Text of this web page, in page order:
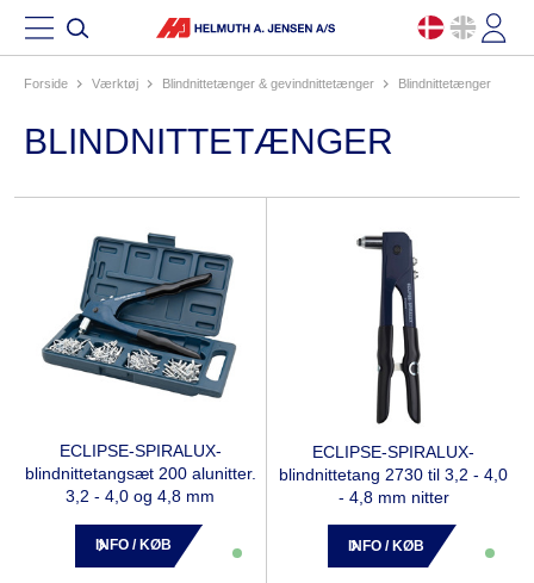
Forside værktøj blindnittetænger & gevindnittetænger blindnittetænger
BLINDNITTETÆNGER
ECLIPSE-SPIRALUX-
blindnittetangsæt 200 alunitter.
3,2 - 4,0 og 4,8 mm
INFO / KØB
ECLIPSE-SPIRALUX-
blindnittetang 2730 til 3,2 - 4,0
- 4,8 mm nitter
INFO / KØB